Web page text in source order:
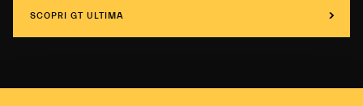
SCOPRI GT ULTIMA